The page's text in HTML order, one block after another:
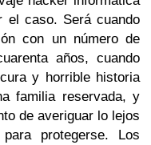
el caso. Será cuando
con un número de
años, cuando
y horrible historia
familia reservada, y
de averiguar lo lejos
protegerse. Los